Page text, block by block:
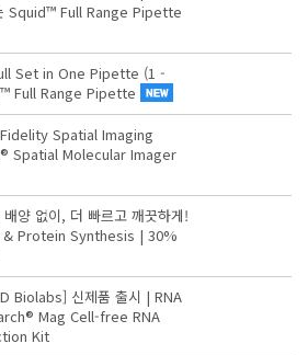
Squid™ Full Range Pipette
Set in One Pipette (1 -
Full Range Pipette
Spatial Imaging
Spatial Molecular Imager
양 없이, 더 빠르고 깨끗하게!
Protein Synthesis | 30%
Biolabs] 신제품 출시 | RNA
Mag Cell-free RNA
Kit